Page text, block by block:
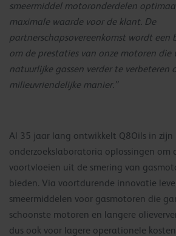
smeermiddel motoronderdelen
maximale waarde voor de klant. De
partnerschapsovereenkomst wordt een
om de prestaties van onze motoren die
natuurlijke gassen verder te verbeteren
milieuvriendelijke manier.”
Al 35 jaar lang ontwikkelt Q8Oils in zijn
onderzoekslaboratoria oplossingen om
voortvloeien uit de smering van
bieden. Via voortdurende innovatie
smeermiddelen voor gasmotoren die
schoonste motoren en langere
dus ook voor lagere operationele